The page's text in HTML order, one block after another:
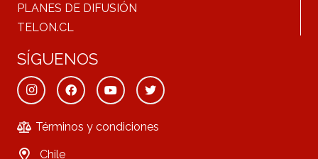
PLANES DE DIFUSIÓN
TELON.CL
SÍGUENOS
Términos y condiciones
Chile